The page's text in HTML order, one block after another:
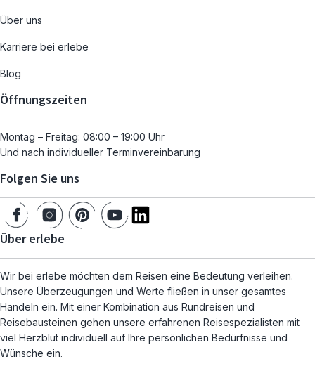
Über uns
Karriere bei erlebe
Blog
Öffnungszeiten
Montag – Freitag: 08:00 – 19:00 Uhr
Und nach individueller Terminvereinbarung
Folgen Sie uns
Über erlebe
Wir bei erlebe möchten dem Reisen eine Bedeutung verleihen.
Unsere Überzeugungen und Werte fließen in unser gesamtes
Handeln ein. Mit einer Kombination aus Rundreisen und
Reisebausteinen gehen unsere erfahrenen Reisespezialisten mit
viel Herzblut individuell auf Ihre persönlichen Bedürfnisse und
Wünsche ein.